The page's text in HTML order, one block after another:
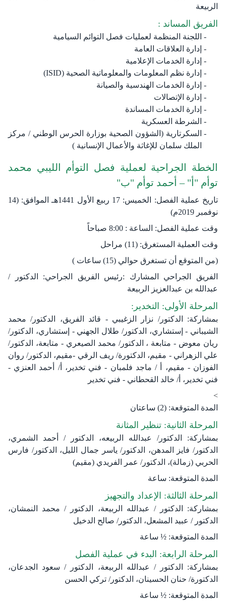
الربيعة
الفريق المساند :
اللجنة المنظمة لعمليات فصل التوائم السيامية
إدارة العلاقات العامة
إدارة الخدمات الإعلامية
إدارة نظم المعلومات والمعلوماتية الصحية (ISID)
إدارة الخدمات الهندسية والصيانة
إدارة الإتصالات
إدارة الخدمات المساندة
الشرطة العسكرية
السكرتارية (الشؤون الصحية بوزارة الحرس الوطني / مركز
الملك سلمان للإغاثة والأعمال الإنسانية )
الخطة الجراحية لعملية فصل التوأم الليبي ​​​محمد
توأم "أ" – أحمد توأم "ب"​
تاريخ عملية الفصل: الخميس: 17 ربيع الأول 1441هـ الموافق: (14
نوفمبر 2019م)
وقت عملية الفصل: الساعة : 8:00 صباحاً
وقت العملية المستغرق: (11) مراحل
(من المتوقع أن تستغرق حوالي (15) ساعات )
الفريق الجراحي المشارك :رئيس الفريق الجراحي: الدكتور /
عبدالله بن عبدالعزيز الربيعة
المرحلة الأولى: التخدير:
بمشاركة: الدكتور/ نزار الزغيبي - قائد الفريق، الدكتور/ محمد
الشيباني - إستشاري، الدكتور/ طلال الجهني - إستشاري، الدكتور/
ريان معوض - متابعة ، الدكتور/ محمد الصيعري - متابعة، الدكتور/
علي الزهراني - مقيم، الدكتورة/ ريف الرقي -مقيم، الدكتور/ روان
الفوزان - مقيم، أ / ماجد فلمبان - فني تخدير، أ/ أحمد العنزي -
فني تخدير، أ/ خالد القحطاني - فني تخدير
>
المدة المتوقعة: (2) ساعتان
المرحلة الثانية: تنظير المثانة
بمشاركة: الدكتور/ عبدالله الربيعه، الدكتور / أحمد الشمري،
الدكتور/ فايز المدهن، الدكتور/ ياسر جمال الليل، الدكتور/ فارس
الحربي (زمالة)، الدكتور/ عمر الفريدي (مقيم)
المدة المتوقعة: ساعة
المرحلة الثالثة: الإعداد والتجهيز
بمشاركة: الدكتور / عبدالله الربيعة، الدكتور / محمد النمشان،
الدكتور / عبيد المشعل، الدكتور/ صالح الدخيل
المدة المتوقعة: ½ ساعة
المرحلة الرابعة: البدء في عملية الفصل
بمشاركة: الدكتور / عبدالله الربيعة، الدكتور / سعود الجدعان،
الدكتورة/ حنان الحسينان، الدكتور/ تركي الحسن
المدة المتوقعة: ½ ساعة